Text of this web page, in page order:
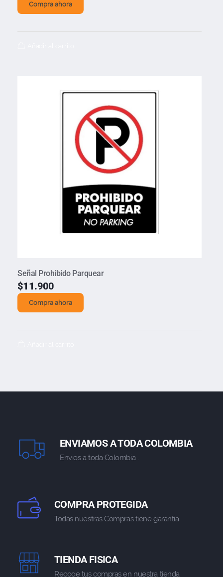
Compra ahora
Señal Prohibido Parquear
$11.900
Compra ahora
ENVIAMOS A TODA COLOMBIA
Envios a toda Colombia .
COMPRA PROTEGIDA
Todas nuestras Compras tiene garantia
TIENDA FISICA
Recoge tus compras en nuestra tienda